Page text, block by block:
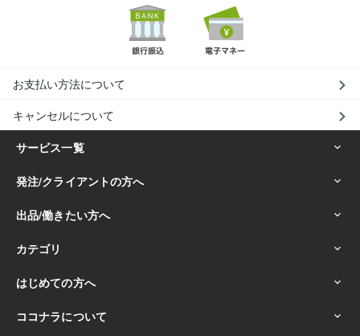
お支払い方法について
キャンセルについて